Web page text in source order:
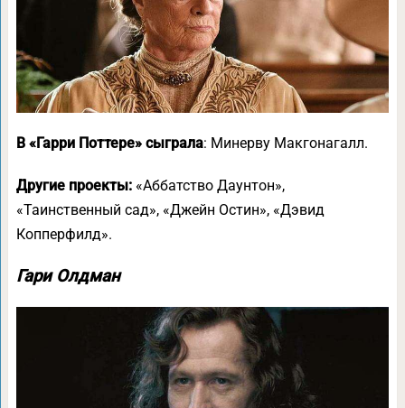
В «Гарри Поттере» сыграла: Минерву Макгонагалл.
Другие проекты:«Аббатство Даунтон»,
«Таинственный сад», «Джейн Остин», «Дэвид
Копперфилд».
Гари Олдман